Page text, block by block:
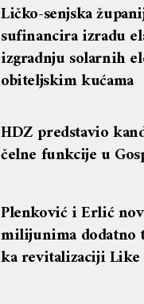
Ličko-senjska
sufinancira izradu
izgradnju solarnih
obiteljskim kućama
HDZ predstavio
čelne funkcije u
Plenković i Erlić
milijunima dodatno
ka revitalizaciji Like